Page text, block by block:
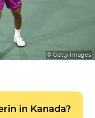
© Getty Images